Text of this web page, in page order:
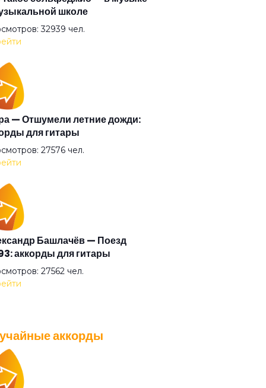
(2008)
прочь
выси
друг
танец
школе
32939 чел.
— Отшумели летние дожди:
для гитары
27576 чел.
Башлачёв — Поезд
аккорды для гитары
27562 чел.
— Плохо танцевать: аккорды
аккорды